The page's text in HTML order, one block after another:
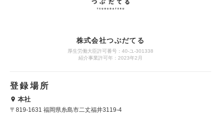
株式会社つぶだてる
厚生労働大臣許可番号：40-ユ-301338
紹介事業許可年：2023年2月
登録場所
本社
〒819-1631 福岡県糸島市二丈福井3119-4